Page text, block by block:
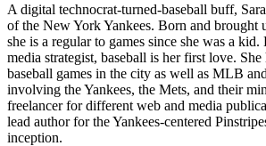
A digital technocrat-turned-baseball buff,
of the New York Yankees. Born and brought
she is a regular to games since she was a
media strategist, baseball is her first love.
baseball games in the city as well as MLB
involving the Yankees, the Mets, and their
freelancer for different web and media
lead author for the Yankees-centered
inception.